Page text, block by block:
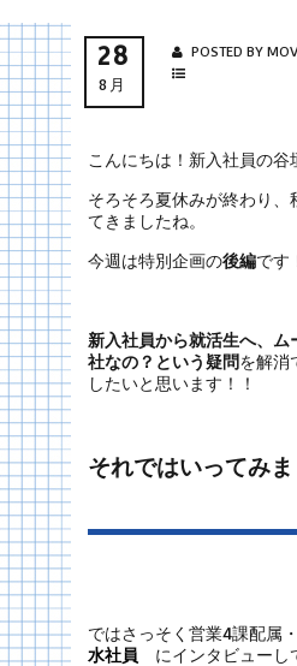
28
8月
POSTED BY
こんにちは！新入社員の谷
そろそろ夏休みが終わり、
てきましたね。
今週は特別企画の後編です
新入社員から就活生へ、ム
社なの？という疑問を解消
したいと思います！！
それではいってみま
ではさっそく営業4課配属
水社員 にインタビューし